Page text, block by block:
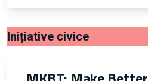
Inițiative civice